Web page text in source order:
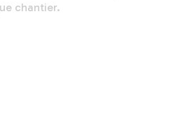
chantier.